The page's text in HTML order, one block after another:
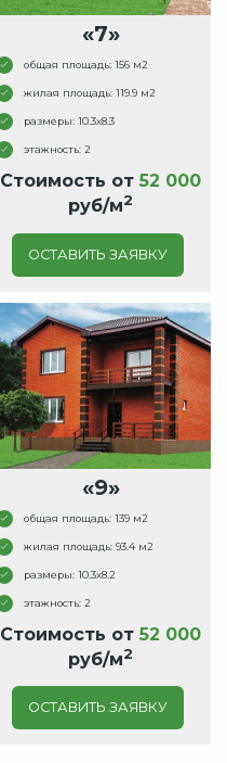
«7»
общая площадь: 156 м2
жилая площадь: 119.9 м2
размеры: 10.3x8.3
этажность: 2
Стоимость от 52 000
руб/м2
ОСТАВИТЬ ЗАЯВКУ
«9»
общая площадь: 139 м2
жилая площадь: 93.4 м2
размеры: 10.3x8.2
этажность: 2
Стоимость от 52 000
руб/м2
ОСТАВИТЬ ЗАЯВКУ